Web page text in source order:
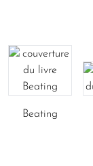
Beating